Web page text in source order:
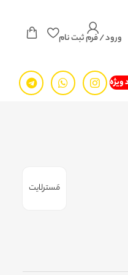
ورود / فرم ثبت نام
ویژه
مَسترلایت